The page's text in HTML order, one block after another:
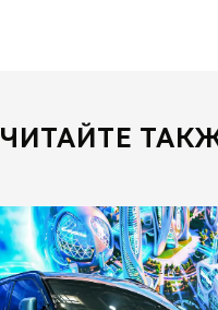
ЧИТАЙТЕ